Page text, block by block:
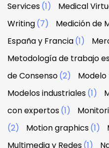
Services(1) Medical
Writing(7) Medición de
España y Francia(1)
Metodología de trabajo
de Consenso(2)
Modelos industriales(1)
con expertos(1)
(2)
Motion graphics(1)
Multimedia y Redes(1)